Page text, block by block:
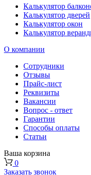
Калькулятор
Калькулятор дверей
Калькулятор окон
Калькулятор
О компании
Сотрудники
Отзывы
Прайс-лист
Реквизиты
Вакансии
Вопрос - ответ
Гарантии
Способы оплаты
Статьи
Ваша корзина
0
Заказать звонок